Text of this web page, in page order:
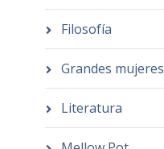
Filosofía
Grandes mujeres
Literatura